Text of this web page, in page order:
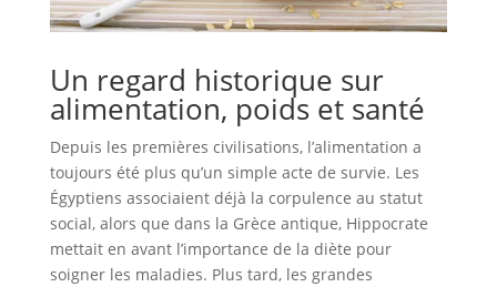
Un regard historique sur
alimentation, poids et santé
Depuis les premières civilisations, l’alimentation a
toujours été plus qu’un simple acte de survie. Les
Égyptiens associaient déjà la corpulence au statut
social, alors que dans la Grèce antique, Hippocrate
mettait en avant l’importance de la diète pour
soigner les maladies. Plus tard, les grandes